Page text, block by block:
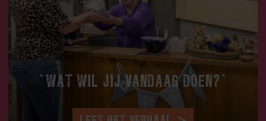
‘WAT WIL JIJ VANDAAG DOEN?’